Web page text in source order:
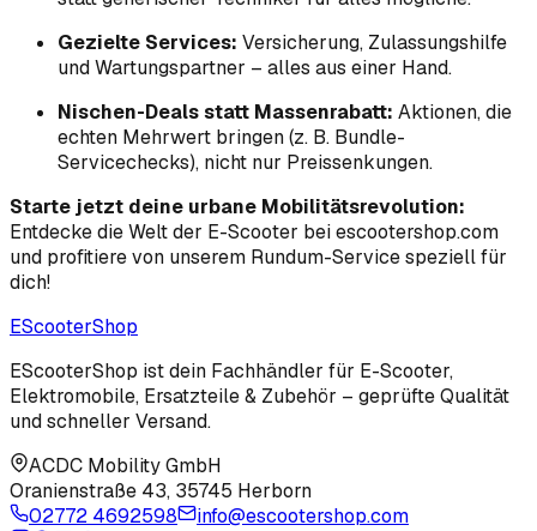
Gezielte Services: Versicherung, Zulassungshilfe
und Wartungspartner – alles aus einer Hand.
Nischen-Deals statt Massenrabatt: Aktionen, die
echten Mehrwert bringen (z. B. Bundle-
Servicechecks), nicht nur Preissenkungen.
Starte jetzt deine urbane Mobilitäts­revolution:
Entdecke die Welt der E-Scooter bei escootershop.com
und profitiere von unserem Rundum-Service speziell für
dich!
EScooterShop
EScooterShop ist dein Fachhändler für E-Scooter,
Elektromobile, Ersatzteile & Zubehör – geprüfte Qualität
und schneller Versand.
ACDC Mobility GmbH
Oranienstraße 43, 35745 Herborn
02772 4692598
info@escootershop.com